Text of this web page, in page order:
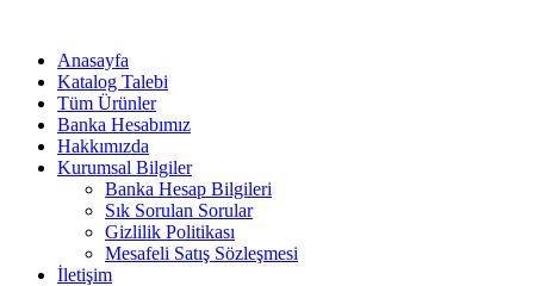
Anasayfa
Katalog Talebi
Tüm Ürünler
Banka Hesabımız
Hakkımızda
Kurumsal Bilgiler
Banka Hesap Bilgileri
Sık Sorulan Sorular
Gizlilik Politikası
Mesafeli Satış Sözleşmesi
İletişim